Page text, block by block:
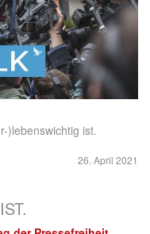
)lebenswichtig ist.
26. April 2021